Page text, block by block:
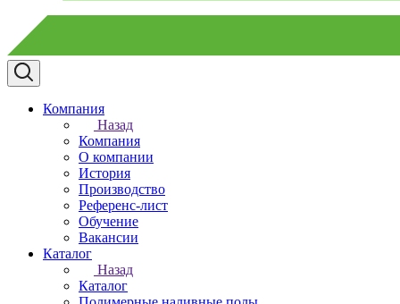
Компания
Назад
Компания
О компании
История
Производство
Референс-лист
Обучение
Вакансии
Каталог
Назад
Каталог